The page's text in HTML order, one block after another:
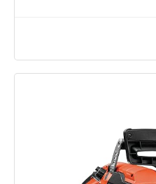
Sans Outil